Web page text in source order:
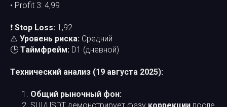
• Profit 3: 4,99
❗ Stop Loss: 1,92
⚠️ Уровень риска: Средний
🕒 Таймфрейм: D1 (дневной)
Технический анализ (19 августа 2025):
Общий рыночный фон: